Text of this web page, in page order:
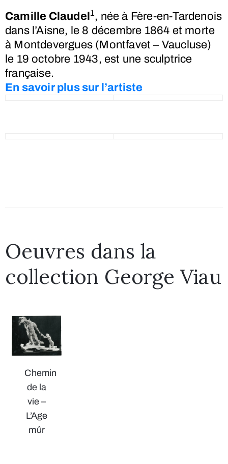
Camille Claudel 1, née à Fère-en-Tardenois
dans l’Aisne, le 8 décembre 1864 et morte
à Montdevergues (Montfavet – Vaucluse)
le 19 octobre 1943, est une sculptrice
française.
En savoir plus sur l’artiste
Oeuvres dans la
collection George Viau
Chemin
de la
vie –
L’Age
mûr